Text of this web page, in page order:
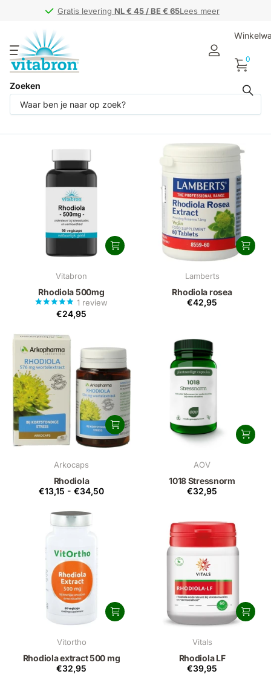
Gratis levering NL € 45 / BE € 65Lees meer
Gratis levering NL € 45 / BE € 65
Zoeken
0
Rhodiola (7)
Vitabron
Rhodiola 500mg
1 review
€24,95
Lamberts
Rhodiola rosea
€42,95
Arkocaps
Rhodiola
€13,15 - €34,50
AOV
1018 Stressnorm
€32,95
Vitortho
Rhodiola extract 500 mg
€32,95
Vitals
Rhodiola LF
€39,95